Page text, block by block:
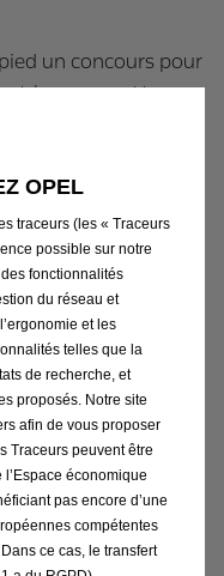
un concours pour
et leur permettre
le dernier Volant
et deux en
noir-jaune-
Battle que lance le
1999 ou après, être
conduire. Le mode
via internet
à l’une des 7
Center à
chronométré(e)
même spéciale.
tenter sa chance 3
OPEL
traceurs (les « Traceurs
possible sur notre
fonctionnalités
du réseau et
et les
telles que la
de recherche, et
proposés. Notre site
afin de vous proposer
Traceurs peuvent être
économique
pas encore d’une
compétentes
ce cas, le transfert